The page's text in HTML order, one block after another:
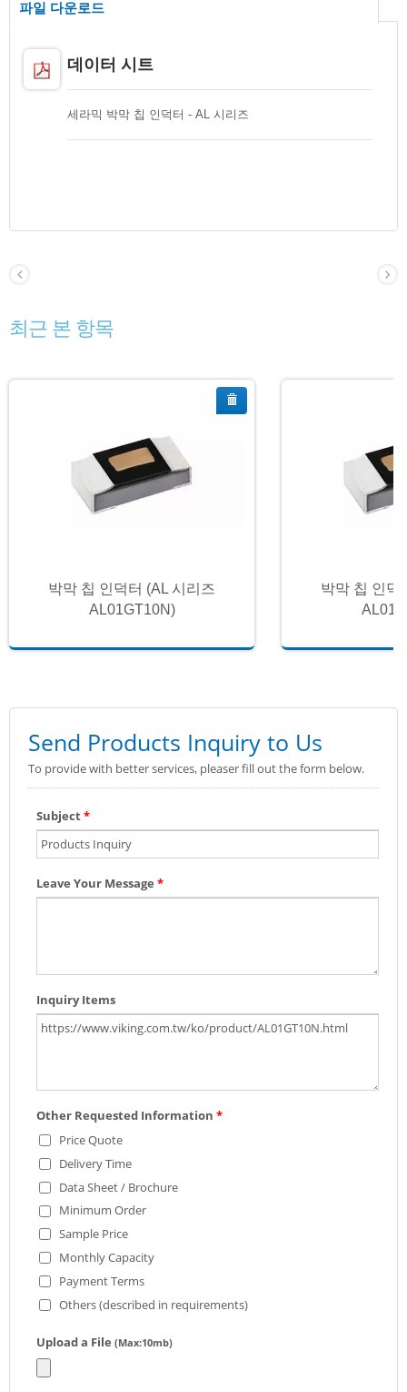
파일 다운로드
데이터 시트
세라믹 박막 칩 인덕터 - AL 시리즈
최근 본 항목
박막 칩 인덕터 (AL 시리즈
AL01GT10N)
박막 칩 인덕